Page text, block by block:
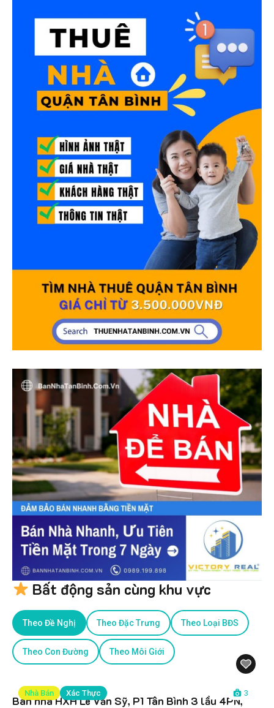
Bất động sản cùng khu vực
Theo Đề Nghị Theo Đặc Trưng Theo Loại BĐS
Theo Con Đường Theo Môi Giới
Nhà Bán Xác Thực 3
Bán nhà HXH Lê Văn Sỹ, P1 Tân Bình 3 lầu 4PN,